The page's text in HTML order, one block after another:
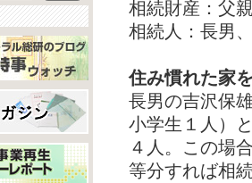
相続財産：父
相続人：長男
住み慣れた家
長男の吉沢保
小学生１人）
４人。この場
等分すれば相